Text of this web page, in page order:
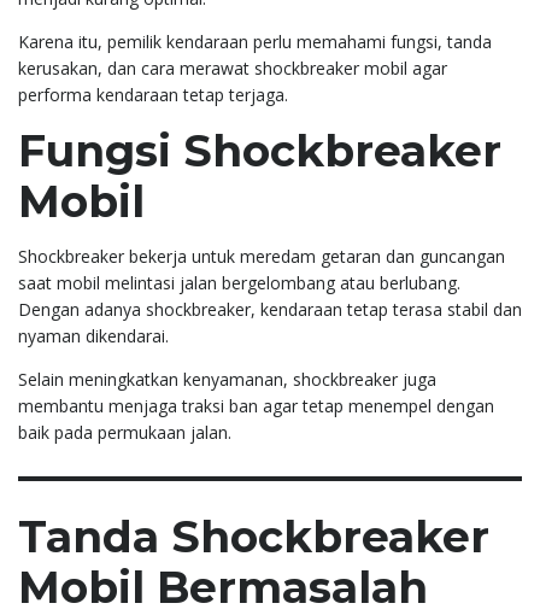
Karena itu, pemilik kendaraan perlu memahami fungsi, tanda
kerusakan, dan cara merawat shockbreaker mobil agar
performa kendaraan tetap terjaga.
Fungsi Shockbreaker
Mobil
Shockbreaker bekerja untuk meredam getaran dan guncangan
saat mobil melintasi jalan bergelombang atau berlubang.
Dengan adanya shockbreaker, kendaraan tetap terasa stabil dan
nyaman dikendarai.
Selain meningkatkan kenyamanan, shockbreaker juga
membantu menjaga traksi ban agar tetap menempel dengan
baik pada permukaan jalan.
Tanda Shockbreaker
Mobil Bermasalah